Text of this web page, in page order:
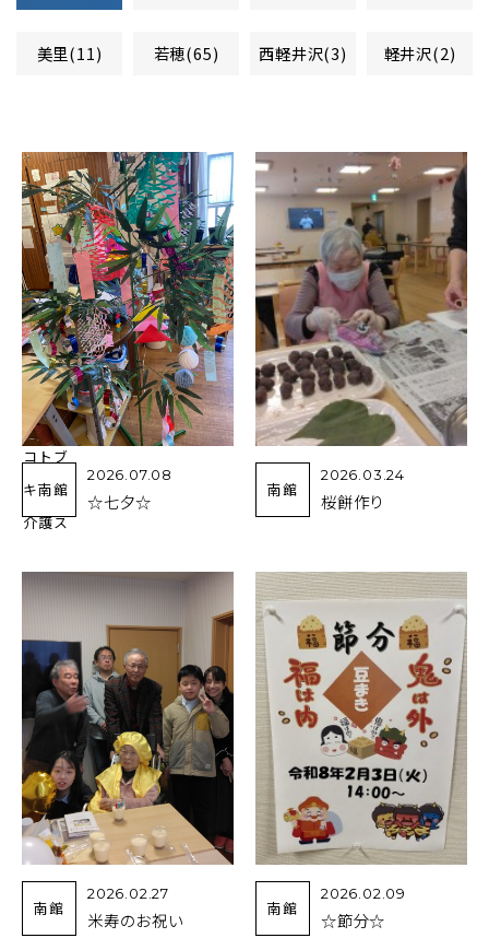
美里(11) 若穂(65) 西軽井沢(3) 軽井沢(2)
コトブ
キ南館
介護ス
2026.07.08
☆七夕☆
南館
2026.03.24
桜餅作り
南館
2026.02.27
米寿のお祝い
南館
2026.02.09
☆節分☆